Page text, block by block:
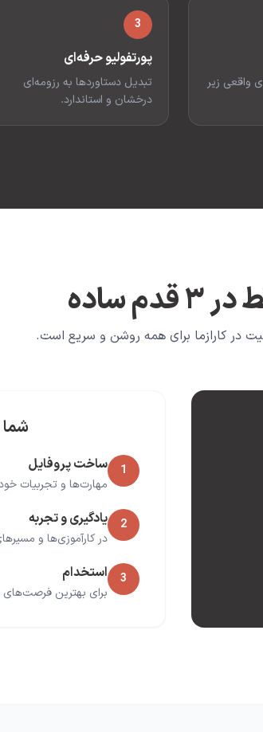
واقعی زیر
3
پورتفولیو حرفه‌ای
تبدیل دستاوردها به رزومه‌ای
درخشان و استاندارد.
قدم ساده
در کارازما برای همه روشن و سریع است.
1 ساخت پروفایل
مهارت‌ها و تجربیات
2 یادگیری و تجربه
در کارآموزی‌ها و
3 استخدام
برای بهترین فرصت‌های